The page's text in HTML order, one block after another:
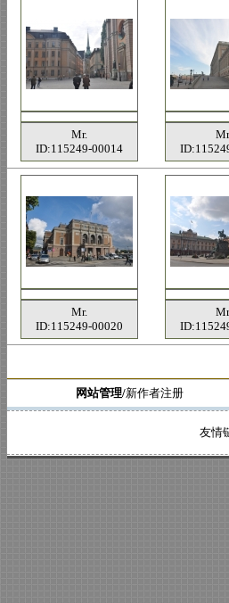
Mr.
ID:115249-00014
Mr.
ID:115249-00020
网站管理/新作者注册
友情